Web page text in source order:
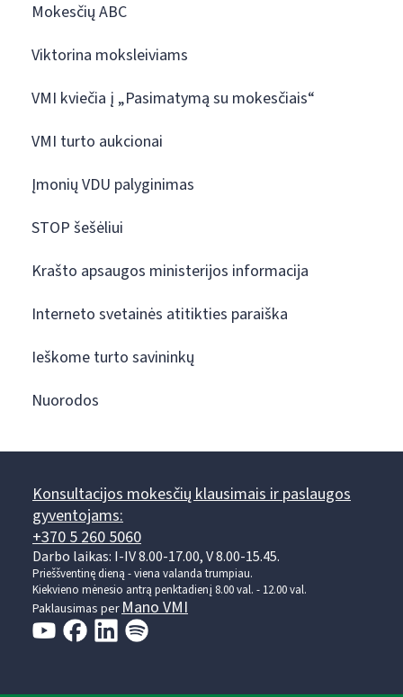
Mokesčių ABC
Viktorina moksleiviams
VMI kviečia į „Pasimatymą su mokesčiais“
VMI turto aukcionai
Įmonių VDU palyginimas
STOP šešėliui
Krašto apsaugos ministerijos informacija
Interneto svetainės atitikties paraiška
Ieškome turto savininkų
Nuorodos
Konsultacijos mokesčių klausimais ir paslaugos
gyventojams:
+370 5 260 5060
Darbo laikas: I-IV 8.00-17.00, V 8.00-15.45.
Prieššventinę dieną - viena valanda trumpiau.
Kiekvieno mėnesio antrą penktadienį 8.00 val. - 12.00 val.
Paklausimas perMano VMI